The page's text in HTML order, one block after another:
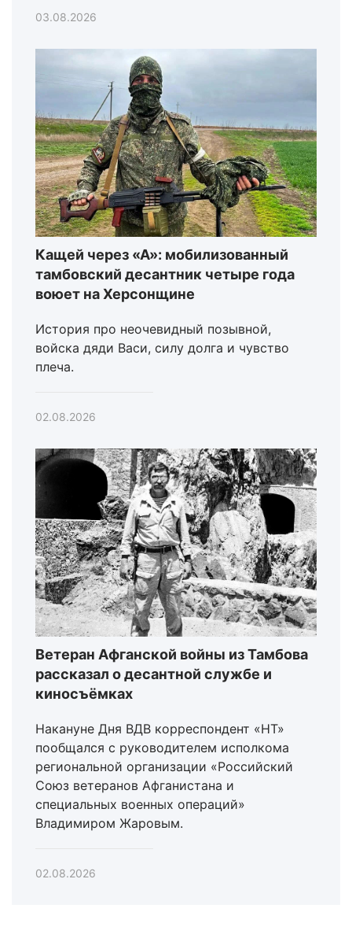
03.08.2026
Кащей через «А»: мобилизованный
тамбовский десантник четыре года
воюет на Херсонщине
История про неочевидный позывной,
войска дяди Васи, силу долга и чувство
плеча.
02.08.2026
Ветеран Афганской войны из Тамбова
рассказал о десантной службе и
киносъёмках
Накануне Дня ВДВ корреспондент «НТ»
пообщался с руководителем исполкома
региональной организации «Российский
Союз ветеранов Афганистана и
специальных военных операций»
Владимиром Жаровым.
02.08.2026